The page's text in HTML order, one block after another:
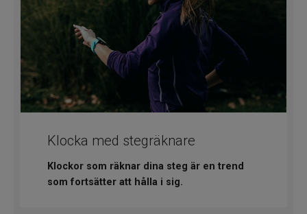
Klocka med stegräknare
Klockor som räknar dina steg är en trend
som fortsätter att hålla i sig.